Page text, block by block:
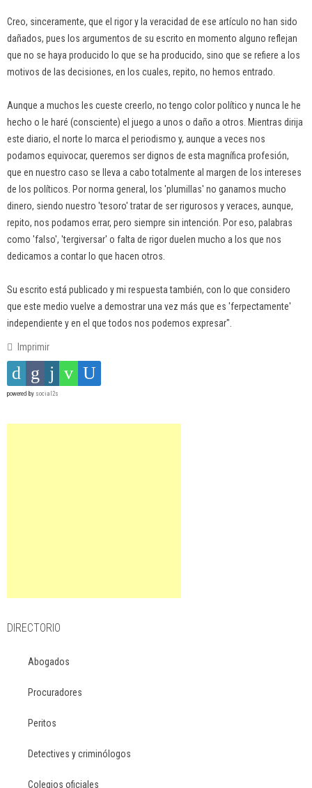
Creo, sinceramente, que el rigor y la veracidad de ese artículo no han sido
dañados, pues los argumentos de su escrito en momento alguno reflejan
que no se haya producido lo que se ha producido, sino que se refiere a los
motivos de las decisiones, en los cuales, repito, no hemos entrado.
Aunque a muchos les cueste creerlo, no tengo color político y nunca le he
hecho o le haré (consciente) el juego a unos o daño a otros. Mientras dirija
este diario, el norte lo marca el periodismo y, aunque a veces nos
podamos equivocar, queremos ser dignos de esta magnífica profesión,
que en nuestro caso se lleva a cabo totalmente al margen de los intereses
de los políticos. Por norma general, los 'plumillas' no ganamos mucho
dinero, siendo nuestro 'tesoro' tratar de ser rigurosos y veraces, aunque,
repito, nos podamos errar, pero siempre sin intención. Por eso, palabras
como 'falso', 'tergiversar' o falta de rigor duelen mucho a los que nos
dedicamos a contar lo que hacen otros.
Su escrito está publicado y mi respuesta también, con lo que considero
que este medio vuelve a demostrar una vez más que es 'ferpectamente'
independiente y en el que todos nos podemos expresar".
Imprimir
powered by social2s
DIRECTORIO
Abogados
Procuradores
Peritos
Detectives y criminólogos
Colegios oficiales